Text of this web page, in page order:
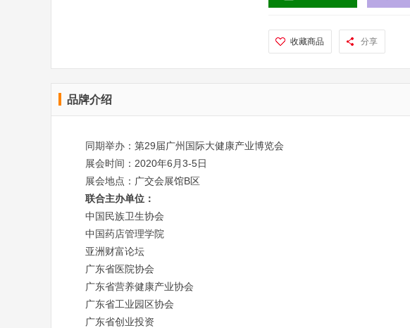
收藏商品 分享
品牌介绍
同期举办：第29届广州国际大健康产业博览会
展会时间： 2020年6 月 3-5 日
展会地点：广交会展馆B 区
联合主办单位：
中国民族卫生协会
中国药店管理学院
亚洲财富论坛
广东省医院协会
广东省营养健康产业协会
广东省工业园区协会
广东省创业投资